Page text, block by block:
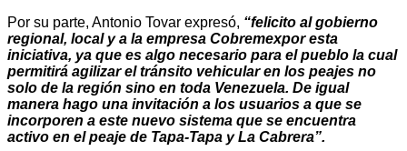
Por su parte, Antonio Tovar expresó, “felicito al gobierno
regional, local y a la empresa Cobremexpor esta
iniciativa, ya que es algo necesario para el pueblo la cual
permitirá agilizar el tránsito vehicular en los peajes no
solo de la región sino en toda Venezuela. De igual
manera hago una invitación a los usuarios a que se
incorporen a este nuevo sistema que se encuentra
activo en el peaje de Tapa-Tapa y La Cabrera”.